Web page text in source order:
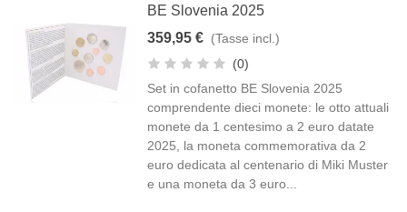
BE Slovenia 2025
359,95 € (Tasse incl.)
(0)
Set in cofanetto BE Slovenia 2025
comprendente dieci monete: le otto attuali
monete da 1 centesimo a 2 euro datate
2025, la moneta commemorativa da 2
euro dedicata al centenario di Miki Muster
e una moneta da 3 euro...